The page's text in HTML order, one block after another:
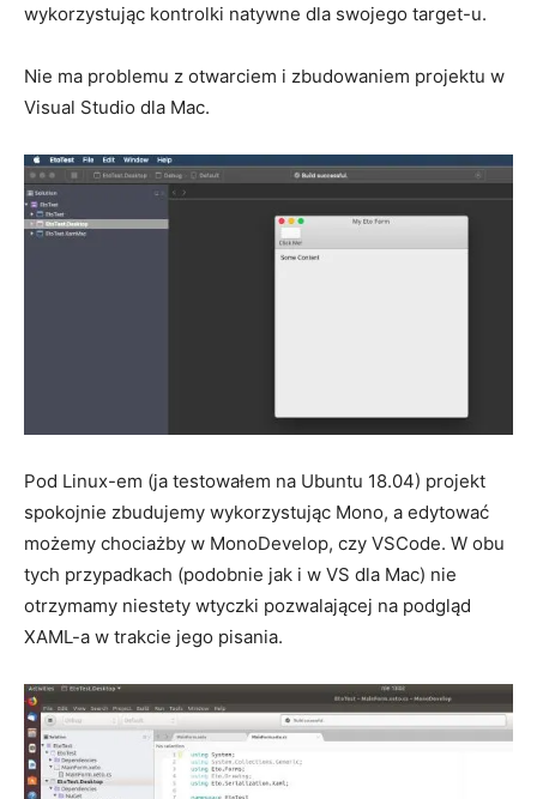
wykorzystując kontrolki natywne dla swojego target-u.
Nie ma problemu z otwarciem i zbudowaniem projektu w
Visual Studio dla Mac.
Pod Linux-em (ja testowałem na Ubuntu 18.04) projekt
spokojnie zbudujemy wykorzystując Mono, a edytować
możemy chociażby w MonoDevelop, czy VSCode. W obu
tych przypadkach (podobnie jak i w VS dla Mac) nie
otrzymamy niestety wtyczki pozwalającej na podgląd
XAML-a w trakcie jego pisania.